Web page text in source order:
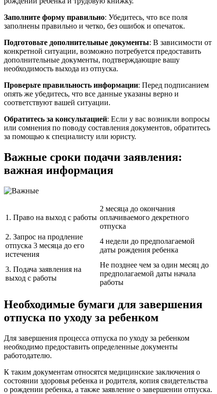
Заполните форму правильно: Убедитесь, что все поля
заполнены правильно и четко, без ошибок и опечаток.
Подготовьте дополнительные документы: В зависимости от
конкретной ситуации, возможно потребуется предоставить
дополнительные документы, подтверждающие вашу
необходимость выхода из отпуска.
Проверьте правильность информации: Перед подписанием
опять же убедитесь, что все данные указаны верно и
соответствуют вашей ситуации.
Обратитесь за консультацией: Если у вас возникли вопросы
или сомнения по поводу составления документов, обратитесь
за помощью к специалисту или юристу.
Важные сроки подачи заявления:
важная информация
1. Право на выход с работы
2 месяца до окончания
оплачиваемого декретного
отпуска
2. Запрос на продление
отпуска 3 месяца до его
истечения
4 недели до предполагаемой
даты рождения ребенка
3. Подача заявления на
выход с работы
Не позднее чем за один месяц до
предполагаемой даты начала
работы
Необходимые бумаги для завершения
отпуска по уходу за ребенком
Для завершения процесса отпуска по уходу за ребенком
необходимо предоставить определенные документы
работодателю.
К таким документам относятся медицинские заключения о
состоянии здоровья ребенка и родителя, копия свидетельства
о рождении ребенка, а также заявление о завершении отпуска.